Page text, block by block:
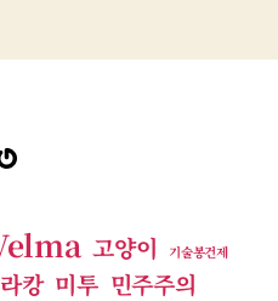
고양이
기술봉건제
라캉 미투 민주주의